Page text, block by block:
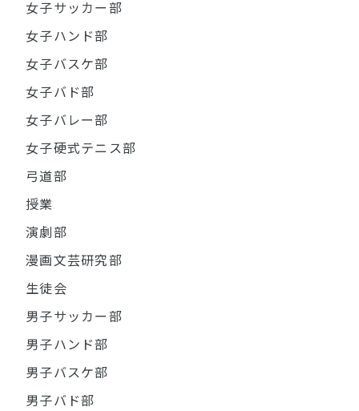
女子サッカー部
女子ハンド部
女子バスケ部
女子バド部
女子バレー部
女子硬式テニス部
弓道部
授業
演劇部
漫画文芸研究部
生徒会
男子サッカー部
男子ハンド部
男子バスケ部
男子バド部